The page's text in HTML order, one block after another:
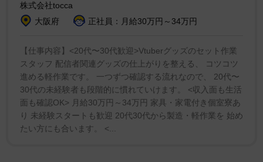
株式会社tocca
大阪府
正社員：月給30万円～34万円
【仕事内容】<20代〜30代歓迎>Vtuberグッズのセット作業
スタッフ 配信者関連グッズの仕上がりを整える、 コツコツ
進める軽作業です。 一つずつ確認する流れなので、 20代〜
30代の未経験者も段階的に慣れていけます。 <収入面も生活
面も確認OK> 月給30万円～34万円 家具・家電付き個室寮あ
り 未経験スタートも歓迎 20代30代から製造・軽作業を 始め
たい方にも合います。 <...